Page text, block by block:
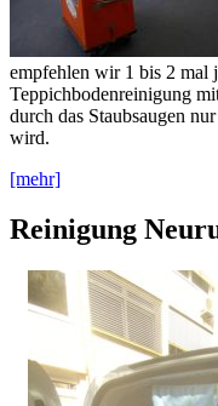
empfehlen wir 1 bis 2 mal
Teppichbodenreinigung
durch das Staubsaugen
wird.
[mehr]
Reinigung